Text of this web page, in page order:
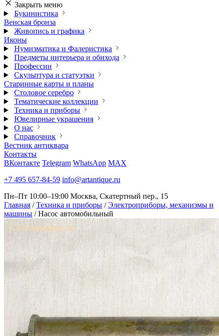
Закрыть меню
Букинистика
Венская бронза
Живопись и графика
Иконы
Нумизматика и Фалеристика
Предметы интерьера и обихода
Профессии
Скульптура и статуэтки
Старинные карты и планы
Столовое серебро
Тематические коллекции
Техника и приборы
Ювелирные украшения
О нас
Справочник
Вестник антиквара
Контакты
ВКонтакте Telegram WhatsApp MAX
+7 495 657-84-59 info@artantique.ru
Пн–Пт 10:00–19:00 Москва, Скатертный пер., 15
Главная / Техника и приборы / Электроприборы, механизмы и
машины / Насос автомобильный